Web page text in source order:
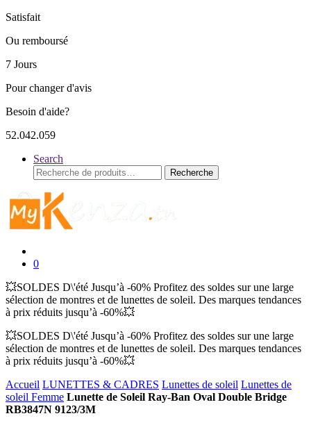
Satisfait
Ou remboursé
7 Jours
Pour changer d'avis
Besoin d'aide?
52.042.059
Search
Recherche
pour :
Recherche
0
💥SOLDES D\'été Jusqu’à -60% Profitez des soldes sur une large
sélection de montres et de lunettes de soleil. Des marques tendances
à prix réduits jusqu’à -60%💥
💥SOLDES D\'été Jusqu’à -60% Profitez des soldes sur une large
sélection de montres et de lunettes de soleil. Des marques tendances
à prix réduits jusqu’à -60%💥
Accueil LUNETTES & CADRES Lunettes de soleil Lunettes de
soleil Femme Lunette de Soleil Ray-Ban Oval Double Bridge
RB3847N 9123/3M